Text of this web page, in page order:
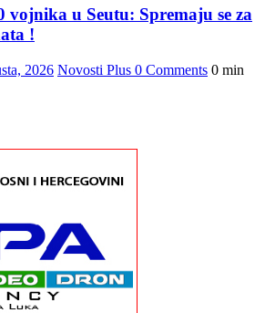
vojnika u Seutu: Spremaju se za
!
2026 Novosti Plus 0 Comments 0 min